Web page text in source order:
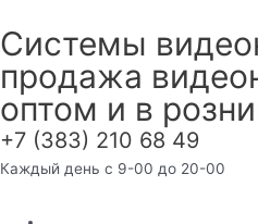
к
содержимому
Системы
продажа
оптом и в
+7 (383) 210 68 49
Каждый день с 9-00 до 20-00